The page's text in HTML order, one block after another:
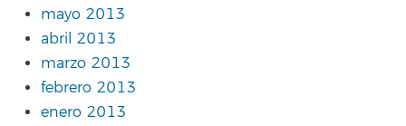
mayo 2013
abril 2013
marzo 2013
febrero 2013
enero 2013